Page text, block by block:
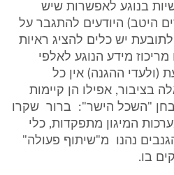
בנוגע לאפשרות שיש
היטב) היודעים להתגבר על
יש כלים להציג ראיות
מידע הנוגע לאלפי
(ולעדי ההגנה) אין כל
בציבור, אפילו הן קיימות
"השכל הישר": ברור שקרו
המיגון מתפקדות, כלי
נהנו מ"שיתוף פעולה"
בו.